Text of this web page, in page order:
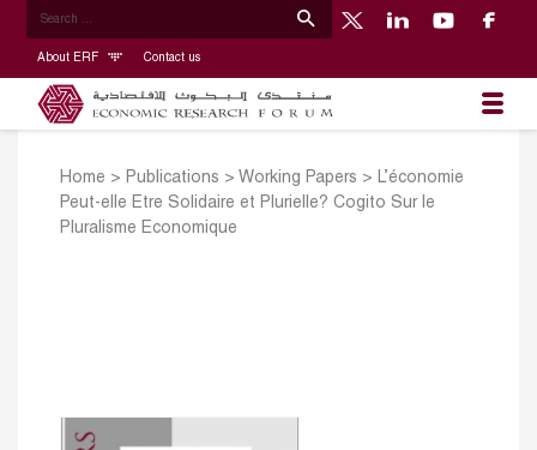
About ERF Contact us
Home > Publications > Working Papers > L’économie
Peut-elle Etre Solidaire et Plurielle? Cogito Sur le
Pluralisme Economique